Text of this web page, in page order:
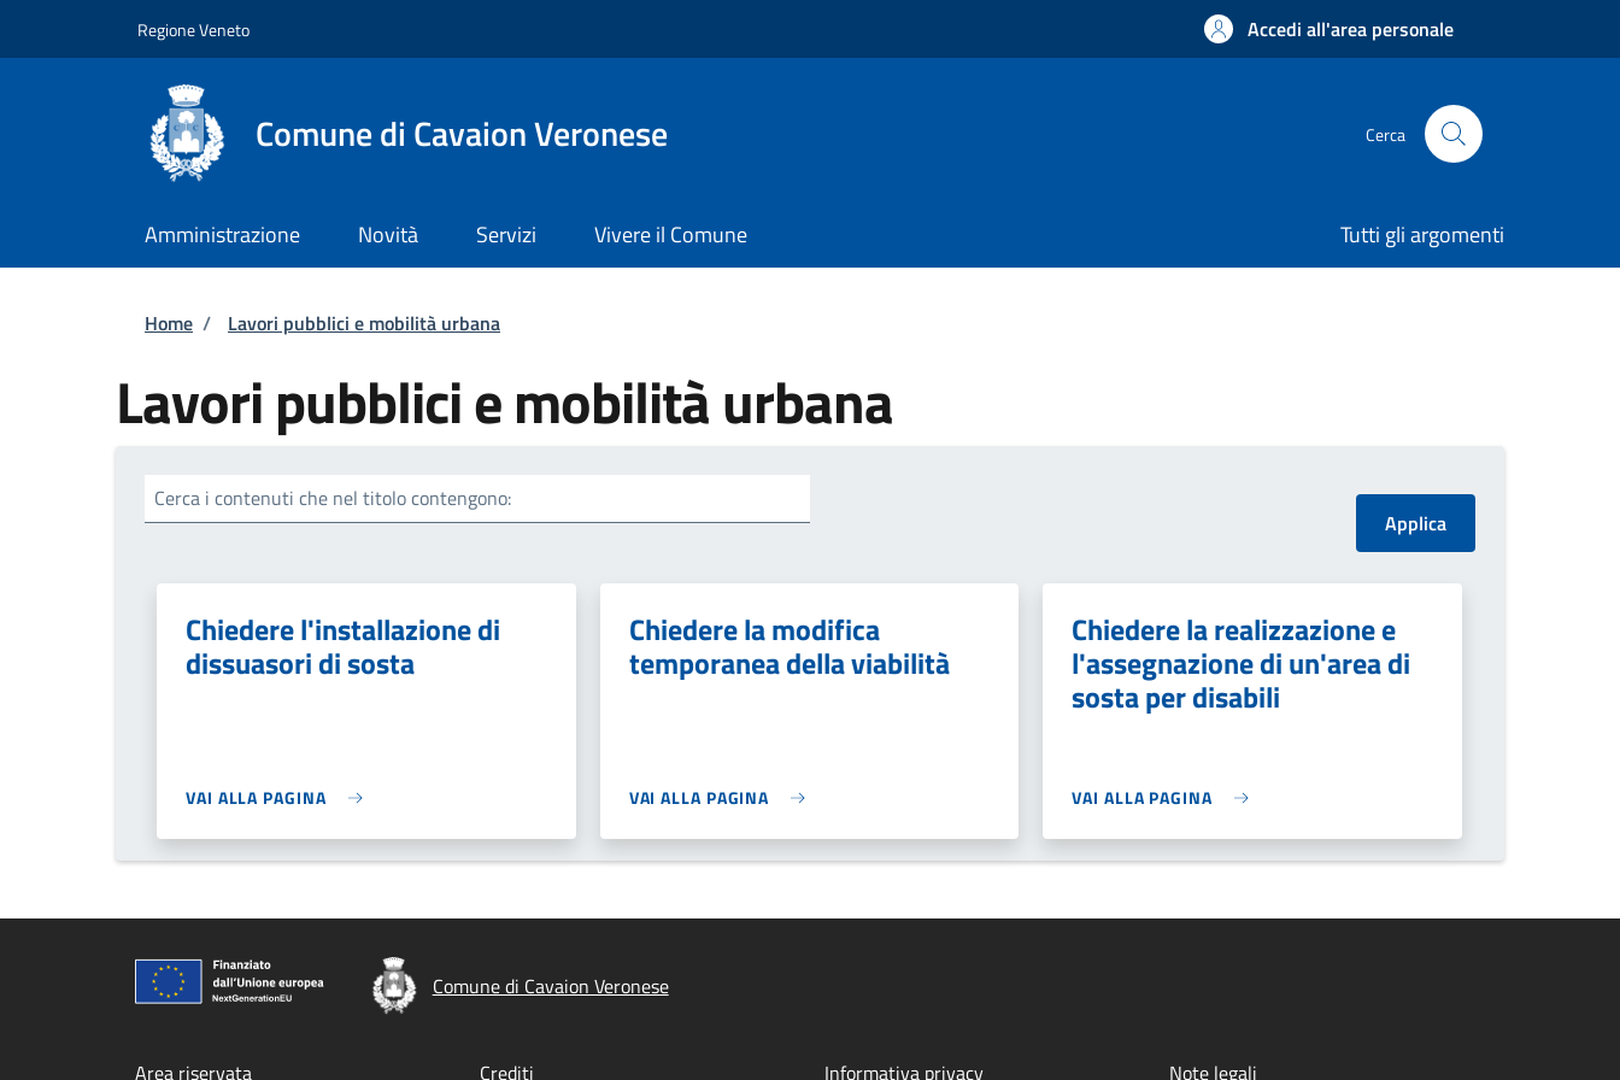
Regione Veneto Accedi all'area personale
Comune di Cavaion Veronese Cerca
Amministrazione Novità Servizi Vivere il Comune Tutti gli argomenti
Briciole di pane
Home / Lavori pubblici e mobilità urbana
Lavori pubblici e mobilità urbana
Cerca i contenuti che nel titolo contengono:
Chiedere l'installazione di
dissuasori di sosta
VAI ALLA PAGINA
Chiedere la modifica
temporanea della viabilità
VAI ALLA PAGINA
Chiedere la realizzazione e
l'assegnazione di un'area di
sosta per disabili
VAI ALLA PAGINA
Comune di Cavaion Veronese
Area riservata Crediti Informativa privacy Note legali